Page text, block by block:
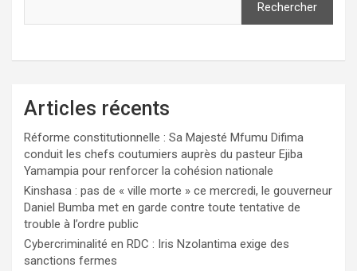
Rechercher
Articles récents
Réforme constitutionnelle : Sa Majesté Mfumu Difima
conduit les chefs coutumiers auprès du pasteur Ejiba
Yamampia pour renforcer la cohésion nationale
Kinshasa : pas de « ville morte » ce mercredi, le gouverneur
Daniel Bumba met en garde contre toute tentative de
trouble à l’ordre public
Cybercriminalité en RDC : Iris Nzolantima exige des
sanctions fermes